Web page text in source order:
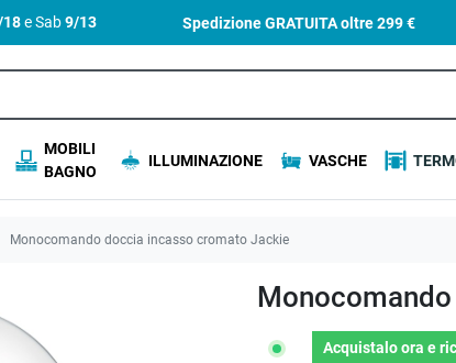
18e Sab9/13 Spedizione GRATUITA oltre299 €
MOBILI
BAGNO
ILLUMINAZIONE VASCHE
Monocomando doccia incasso cromato Jackie
Acquistalo ora e